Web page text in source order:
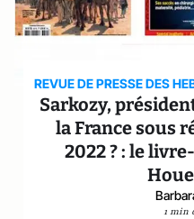
REVUE DE PRESSE DES
Sarkozy,
la France sous
2022 ? : le
1 min